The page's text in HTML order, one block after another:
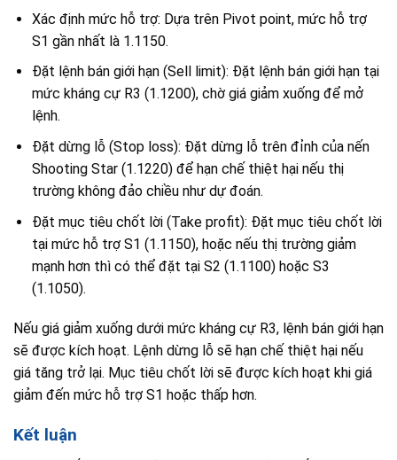
Xác định mức hỗ trợ: Dựa trên Pivot point, mức hỗ trợ
S1 gần nhất là 1.1150.
Đặt lệnh bán giới hạn (Sell limit): Đặt lệnh bán giới hạn tại
mức kháng cự R3 (1.1200), chờ giá giảm xuống để mở
lệnh.
Đặt dừng lỗ (Stop loss): Đặt dừng lỗ trên đỉnh của nến
Shooting Star (1.1220) để hạn chế thiệt hại nếu thị
trường không đảo chiều như dự đoán.
Đặt mục tiêu chốt lời (Take profit): Đặt mục tiêu chốt lời
tại mức hỗ trợ S1 (1.1150), hoặc nếu thị trường giảm
mạnh hơn thì có thể đặt tại S2 (1.1100) hoặc S3
(1.1050).
Nếu giá giảm xuống dưới mức kháng cự R3, lệnh bán giới hạn
sẽ được kích hoạt. Lệnh dừng lỗ sẽ hạn chế thiệt hại nếu
giá tăng trở lại. Mục tiêu chốt lời sẽ được kích hoạt khi giá
giảm đến mức hỗ trợ S1 hoặc thấp hơn.
Kết luận